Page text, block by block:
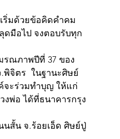
ริ่มด้วยข้อคิดคำคม
ดมือไป จงตอบรับทุก
รณภาพปีที่ 37 ของ
จิตร  ในฐานะศิษย์
จะร่วมทำบุญ ให้แก่
พ่อ ได้ที่ธนาคารกรุง
นสั้น จ.ร้อยเอ็ด ศิษย์ปู่